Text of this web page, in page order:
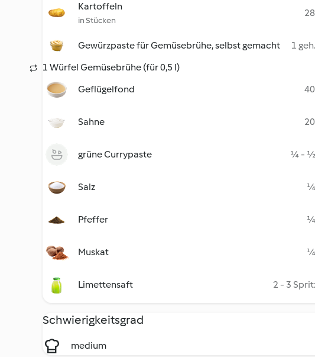
Kartoffeln
in Stücken
Gewürzpaste für Gemüsebrühe, selbst gemacht
1
1 Würfel Gemüsebrühe (für 0,5 l)
Geflügelfond
Sahne
grüne Currypaste ¼ - ½
Salz ¼
Pfeffer ¼
Muskat ¼
Limettensaft 2 - 3
Schwierigkeitsgrad
medium